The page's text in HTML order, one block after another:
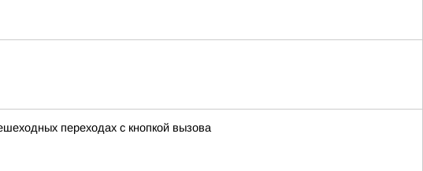
переходах с кнопкой вызова